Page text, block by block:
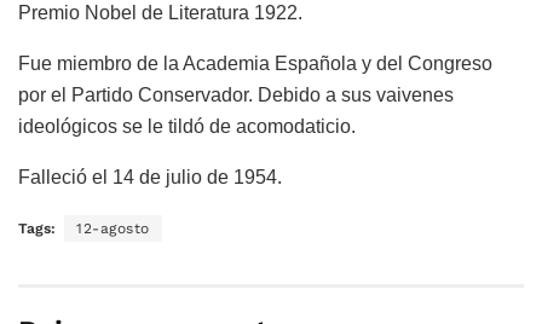
Premio Nobel de Literatura 1922.
Fue miembro de la Academia Española y del Congreso
por el Partido Conservador. Debido a sus vaivenes
ideológicos se le tildó de acomodaticio.
Falleció el 14 de julio de 1954.
Tags: 12-agosto